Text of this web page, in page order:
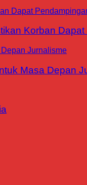
Korban
Masa Depan